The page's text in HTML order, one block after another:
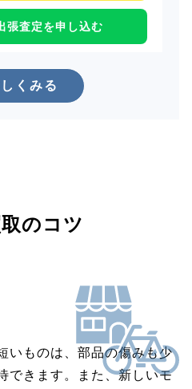
張査定を申し込む
くみる
のコツ
いものは、部品の傷みも少
できます。また、新しいモ